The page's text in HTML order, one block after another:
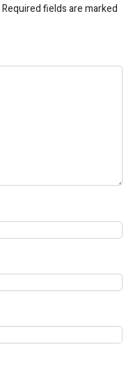
Required fields are marked